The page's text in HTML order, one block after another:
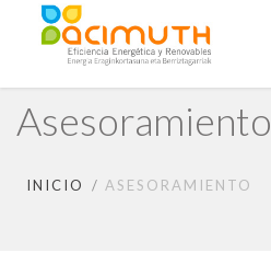
Asesoramiento
INICIO ASESORAMIENTO